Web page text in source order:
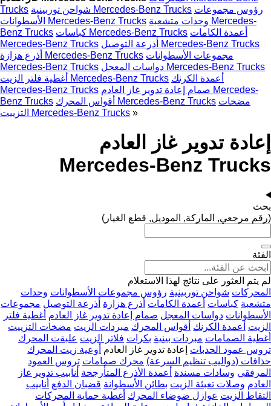
Trucks
شواحن توربينية Mercedes-Benz Trucks رؤوس مجموعات
الأسطوانات Mercedes-Benz Trucks وحدات متشعبة Mercedes-
Benz Trucks
كباسات Mercedes-Benz Trucks أعمدة الكامات
Mercedes-Benz Trucks
أذرعة التوصيل Mercedes-Benz Trucks
أذرع هزازة Mercedes-Benz Trucks مجموعات الأسطوانات
Mercedes-Benz Trucks
دواسات المعجل Mercedes-Benz Trucks
أغطية فلتر الزيت Mercedes-Benz Trucks أعمدة الكرنك
Mercedes-Benz Trucks صمام إعادة تدوير غاز العادم Mercedes-
Benz Trucks
أقواس المحرك Mercedes-Benz Trucks مضخات
التزييت Mercedes-Benz Trucks »
إعادة تدوير غاز العادم
Mercedes-Benz Trucks
بحث
(رقم مرجعي, الماركة, الموديل, قطع الغيار)
الفئة
لم يتم العثور على نتائج لهذا الاستعلام
المحركات شواحن توربينية رؤوس مجموعات الأسطوانات وحدات
متشعبة كباسات أعمدة الكامات أذرع هزازة أذرعة التوصيل مجموعات
الأسطوانات دواسات المعجل صمام إعادة تدوير غاز العادم أغطية فلتر
الزيت
أعمدة الكرنك أقواس المحرك مبردات الزيت مضخات التزييت
أغطية الصمامات مبردات بينية بكرات فلاتر الزيت علبةت المحرك
تروس عمود الحدبات
إعادة تدوير غاز العادم أوعية زيت المحرك
حذافات (دواليب تنظيم السرعة) محرك صمامات تروس العمود
المرفقي وسادات مسندة أعمدة الأذرع المتأرجحة أنابيب تدوير غاز
العادم وصلات تعبئة الزيت بطائن الأسطوانة قضبان الدفع أنابيب
التقاط الزيت عوازل ضوضاء المحرك أغطية حماية المحركات